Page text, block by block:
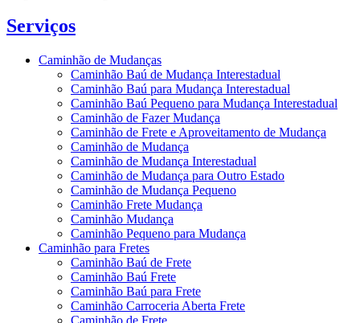
Serviços
Caminhão de Mudanças
Caminhão Baú de Mudança Interestadual
Caminhão Baú para Mudança Interestadual
Caminhão Baú Pequeno para Mudança Interestadual
Caminhão de Fazer Mudança
Caminhão de Frete e Aproveitamento de Mudança
Caminhão de Mudança
Caminhão de Mudança Interestadual
Caminhão de Mudança para Outro Estado
Caminhão de Mudança Pequeno
Caminhão Frete Mudança
Caminhão Mudança
Caminhão Pequeno para Mudança
Caminhão para Fretes
Caminhão Baú de Frete
Caminhão Baú Frete
Caminhão Baú para Frete
Caminhão Carroceria Aberta Frete
Caminhão de Frete